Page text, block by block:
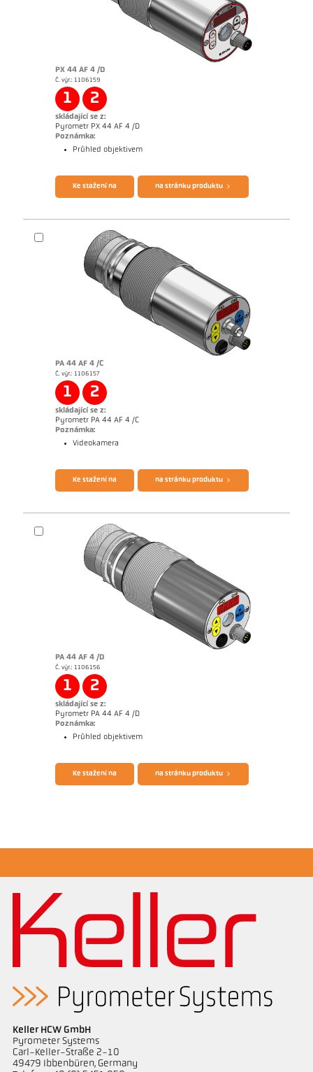
PX 44 AF 4 /D
Č. výr.: 1106159
1 2
skládající se z:
Pyrometr PX 44 AF 4 /D
Poznámka:
Průhled objektivem
Brožura CellaTemp PX
Ke stažení na na stránku produktu
PA 44 AF 4 /C
Č. výr.: 1106157
1 2
skládající se z:
Pyrometr PA 44 AF 4 /C
Poznámka:
Videokamera
Ke stažení na na stránku produktu
PA 44 AF 4 /D
Č. výr.: 1106156
1 2
skládající se z:
Pyrometr PA 44 AF 4 /D
Poznámka:
Průhled objektivem
Brožura CellaTemp PA
Žádostzpráva Semiconductor industry
Ke stažení na na stránku produktu
Keller HCW GmbH
Pyrometer Systems
Carl-Keller-Straße 2-10
49479 Ibbenbüren, Germany